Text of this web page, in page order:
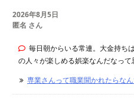
2026年8月5日
匿名 さん
毎日朝からいる常連。大金持ち
の人々が楽しめる娯楽なんだなって
専業さんって職業聞かれたらな